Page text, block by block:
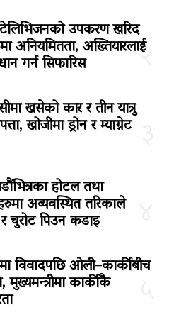
२
उपकरण खरिद
अनियमितता, अख्तियारलाई
गर्न सिफारिस
खसेको कार र तीन यात्रु
खोजीमा ड्रोन र म्याग्नेट
होटल तथा
अव्यवस्थित तरिकाले
चुरोट पिउन कडाइ
विवादपछि ओली–कार्कीबीच
कार्कीकै